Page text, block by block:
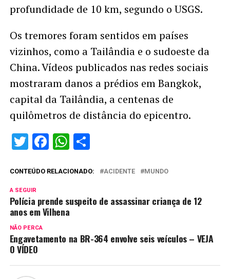
profundidade de 10 km, segundo o USGS.
Os tremores foram sentidos em países
vizinhos, como a Tailândia e o sudoeste da
China. Vídeos publicados nas redes sociais
mostraram danos a prédios em Bangkok,
capital da Tailândia, a centenas de
quilômetros de distância do epicentro.
Twitter
Facebook
WhatsApp
Share
CONTEÚDO RELACIONADO: ACIDENTE MUNDO
A SEGUIR
Polícia prende suspeito de assassinar criança de 12
anos em Vilhena
NÃO PERCA
Engavetamento na BR-364 envolve seis veículos – VEJA
O VÍDEO